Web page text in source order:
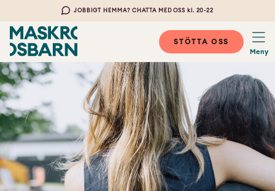
JOBBIGT HEMMA? CHATTA MED OSS kl. 20-22
STÖTTA OSS
Meny